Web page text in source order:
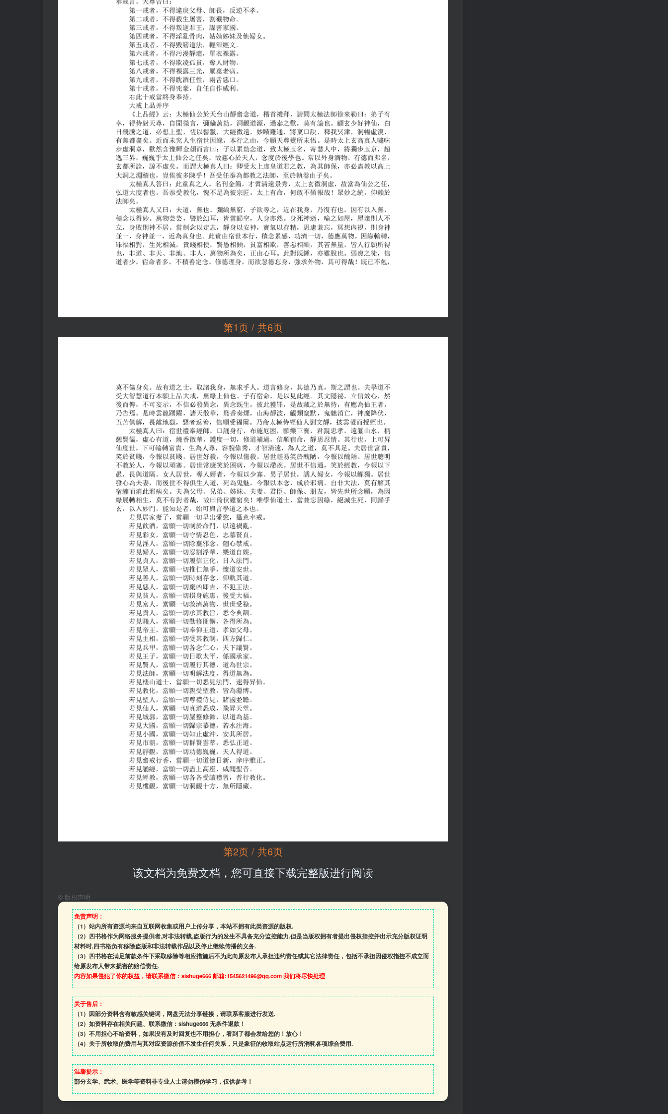
第1页 / 共6页
第2页 / 共6页
该文档为免费文档，您可直接下载完整版进行阅读
© 版权声明
免责声明：
（1）站内所有资源均来自互联网收集或用户上传分享，本站不拥有此类资源的版权.
（2）四书格作为网络服务提供者,对非法转载,盗版行为的发生不具备充分监控能力.但是当版权拥有者提出侵权指控并出示充分版权证明
材料时,四书格负有移除盗版和非法转载作品以及停止继续传播的义务.
（3）四书格在满足前款条件下采取移除等相应措施后不为此向原发布人承担违约责任或其它法律责任，包括不承担因侵权指控不成立而
给原发布人带来损害的赔偿责任.
内容如果侵犯了你的权益，请联系微信：sishuge666 邮箱:1545621496@qq.com 我们将尽快处理
关于售后：
（1）因部分资料含有敏感关键词，网盘无法分享链接，请联系客服进行发送.
（2）如资料存在相关问题、联系微信：sishuge666 无条件退款！
（3） 不用担心不给资料，如果没有及时回复也不用担心，看到了都会发给您的！放心！
（4） 关于所收取的费用与其对应资源价值不发生任何关系，只是象征的收取站点运行所消耗各项综合费用.
温馨提示：
部分玄学、武术、医学等资料非专业人士请勿模仿学习，仅供参考！